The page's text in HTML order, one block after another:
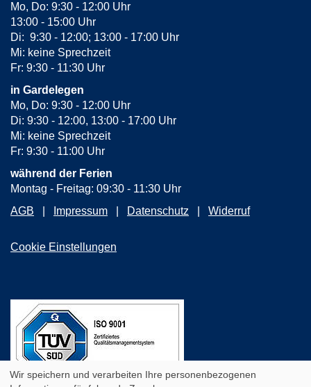
Mo, Do: 9:30 - 12:00 Uhr
13:00 - 15:00 Uhr
Di: 9:30 - 12:00; 13:00 - 17:00 Uhr
Mi: keine Sprechzeit
Fr: 9:30 - 11:30 Uhr
in Gardelegen
Mo, Do: 9:30 - 12:00 Uhr
Di: 9:30 - 12:00, 13:00 - 17:00 Uhr
Mi: keine Sprechzeit
Fr: 9:30 - 11:00 Uhr
während der Ferien
Montag - Freitag: 09:30 - 11:30 Uhr
AGB
Impressum Datenschutz Widerruf
Cookie Einstellungen
Wir speichern und verarbeiten Ihre personenbezogenen